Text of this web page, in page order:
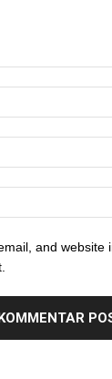
and website